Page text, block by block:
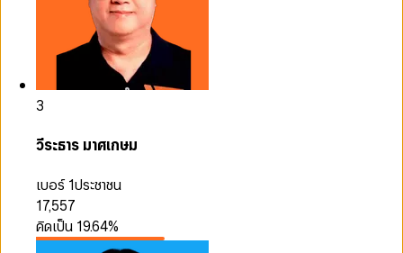
3
วีระธาร มาศเกษม
เบอร์ 1ประชาชน
17,557
คิดเป็น 19.64%